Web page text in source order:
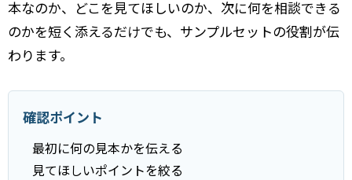
本なのか、どこを見てほしいのか、次に何を相談できる
のかを短く添えるだけでも、サンプルセットの役割が伝
わります。
確認ポイント
最初に何の見本かを伝える
見てほしいポイントを絞る